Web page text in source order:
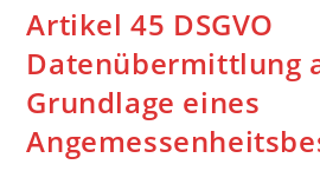
Artikel 45 DSGVO
Datenübermittlung
Grundlage eines